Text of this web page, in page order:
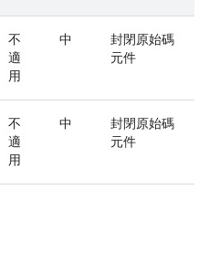
不
適
用
中
封閉原始碼
元件
不
適
用
中
封閉原始碼
元件